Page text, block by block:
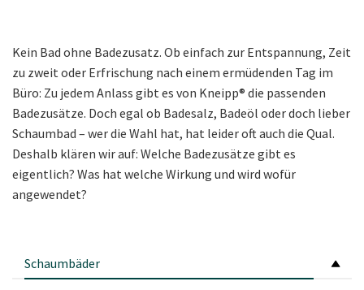
Kein Bad ohne Badezusatz. Ob einfach zur Entspannung, Zeit
zu zweit oder Erfrischung nach einem ermüdenden Tag im
Büro: Zu jedem Anlass gibt es von Kneipp® die passenden
Badezusätze. Doch egal ob Badesalz, Badeöl oder doch lieber
Schaumbad – wer die Wahl hat, hat leider oft auch die Qual.
Deshalb klären wir auf: Welche Badezusätze gibt es
eigentlich? Was hat welche Wirkung und wird wofür
angewendet?
Schaumbäder